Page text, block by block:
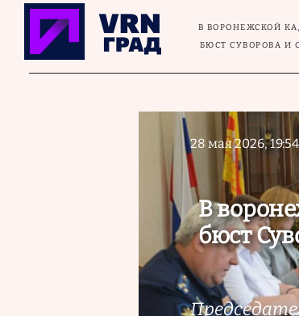
Перейти к основному содержанию
В ВОРОНЕЖСКОЙ
БЮСТ СУВОРОВА И
28 мая 2026, 19:54
В
бюст